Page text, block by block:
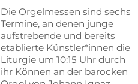
Die Or­gel­mes­sen sind sechs
Ter­mi­ne, an de­nen jun­ge
auf­stre­ben­de und be­reits
eta­blier­te Künstler*innen die
Lit­ur­gie um 10:15 Uhr durch
ihr Kön­nen an der ba­ro­cken